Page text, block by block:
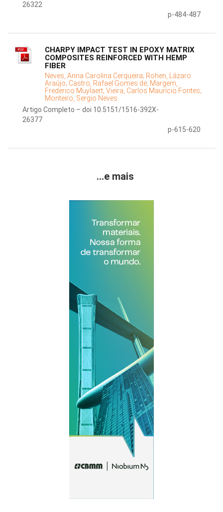
26322
p-484-487
CHARPY IMPACT TEST IN EPOXY MATRIX
COMPOSITES REINFORCED WITH HEMP
FIBER
Neves, Anna Carolina Cerqueira; Rohen, Lázaro
Araújo; Castro, Rafael Gomes de; Margem,
Frederico Muylaert; Vieira, Carlos Maurício Fontes;
Monteiro, Sergio Neves
Artigo Completo – doi 10.5151/1516-392X-
26377
p-615-620
...e mais